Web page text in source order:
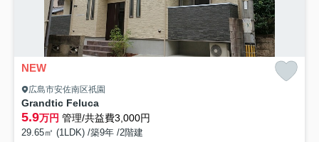
NEW
広島市安佐南区祇園
Grandtic Feluca
5.9万円 管理/共益費3,000円
29.65㎡ (1LDK) /築9年 /2階建